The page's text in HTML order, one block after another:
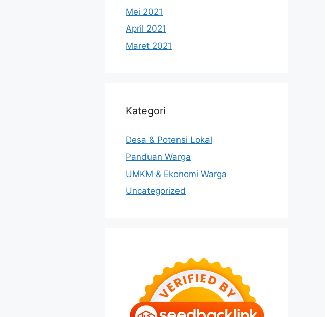
Mei 2021
April 2021
Maret 2021
Kategori
Desa & Potensi Lokal
Panduan Warga
UMKM & Ekonomi Warga
Uncategorized